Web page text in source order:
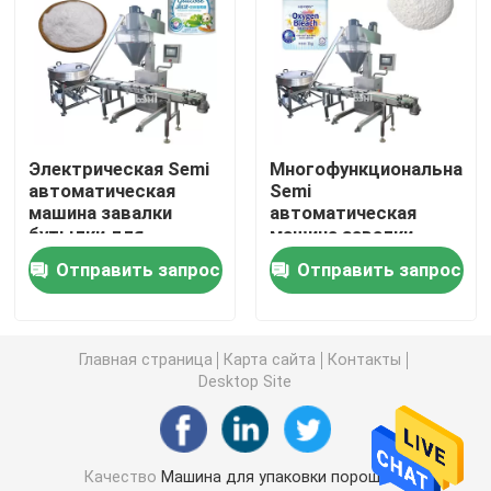
Машина упаковки мешка Premade
Автоматическая машина завалки бутылки
Semi автоматическая машина завалки бутылки
Аксессуары машины упаковки
Электрическая Semi
автоматическая
машина завалки
бутылки для
протеина пудрит
порошок тыквы
Отправить запрос
Многофункциональная
Semi
автоматическая
машина завалки
бутылки для
порошка прачечной
стирального
Отправить запрос
Главная страница Карта сайта
Контакты
Desktop Site
Качество Машина для упаковки порошков